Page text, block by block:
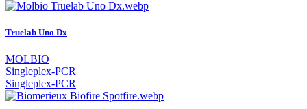
Truelab Uno Dx
MOLBIO
Singleplex-PCR
Singleplex-PCR